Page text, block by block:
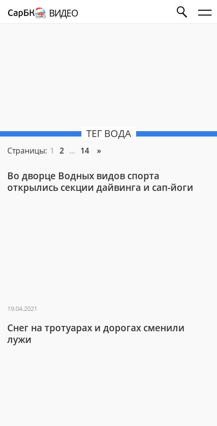
ВИДЕО
ТЕГ ВОДА
Страницы: 1 2 ... 14 »
Во дворце Водных видов спорта
открылись секции дайвинга и сап-йоги
19.04.2021
Снег на тротуарах и дорогах сменили
лужи